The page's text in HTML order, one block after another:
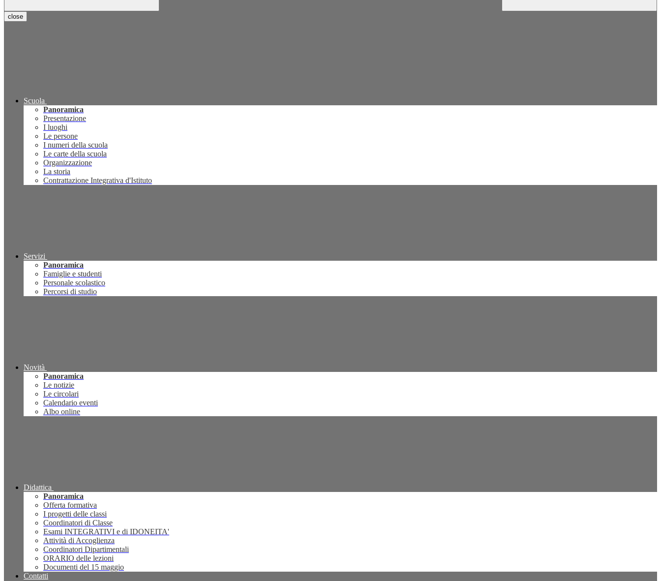
close
Scuola
Panoramica
Presentazione
I luoghi
Le persone
I numeri della scuola
Le carte della scuola
Organizzazione
La storia
Contrattazione Integrativa d'Istituto
Servizi
Panoramica
Famiglie e studenti
Personale scolastico
Percorsi di studio
Novità
Panoramica
Le notizie
Le circolari
Calendario eventi
Albo online
Didattica
Panoramica
Offerta formativa
I progetti delle classi
Coordinatori di Classe
Esami INTEGRATIVI e di IDONEITA'
Attività di Accoglienza
Coordinatori Dipartimentali
ORARIO delle lezioni
Documenti del 15 maggio
Contatti